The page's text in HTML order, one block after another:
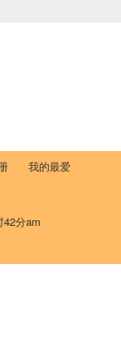
我的最爱
42分am